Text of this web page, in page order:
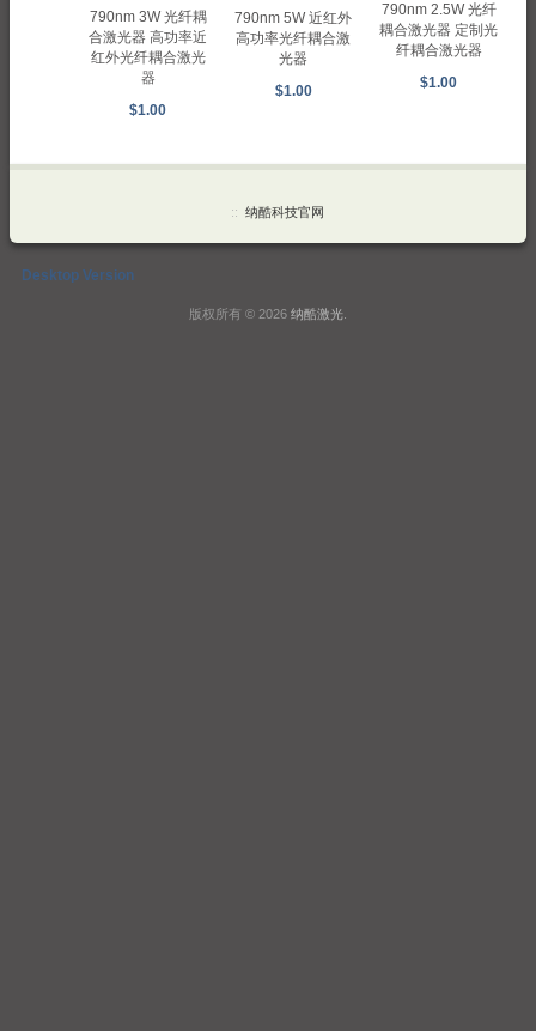
790nm 3W 光纤耦
合激光器 高功率近
红外光纤耦合激光
器
$1.00
790nm 5W 近红外
高功率光纤耦合激
光器
$1.00
790nm 2.5W 光纤
耦合激光器 定制光
纤耦合激光器
$1.00
:: 纳酷科技官网
Desktop Version
版权所有 © 2026 纳酷激光